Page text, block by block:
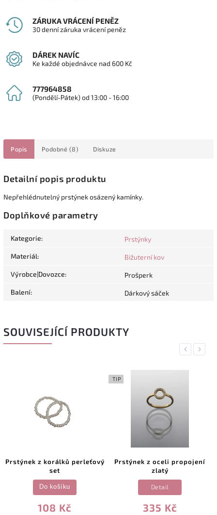
ZÁRUKA VRÁCENÍ PENĚZ
30 denní záruka vrácení peněz
DÁREK NAVÍC
Ke každé objednávce nad 600 Kč
777964858
(Pondělí-Pátek) od 13:00 - 16:00
Popis Podobné (8) Diskuze
Detailní popis produktu
Nepřehlédnutelný prstýnek osázený kamínky.
Doplňkové parametry
Kategorie: Prstýnky
Materiál: Bižuterní kov
Výrobce|Dovozce: Prošperk
Balení: Dárkový sáček
SOUVISEJÍCÍ PRODUKTY
Previous
Prstýnek z korálků perleťový
set
108 Kč
Do košíku
TIP
Prstýnek z oceli propojení
zlatý
335 Kč
Detail
Next